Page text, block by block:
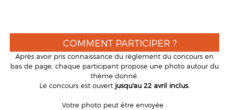
COMMENT PARTICIPER ?
Après avoir pris connaissance du règlement du concours en
bas de page, chaque participant propose une photo autour du
thème donné.
Le concours est ouvert jusqu'au 22 avril inclus.
Votre photo peut être envoyée :